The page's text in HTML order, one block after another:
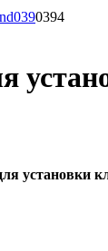
0390394
установки